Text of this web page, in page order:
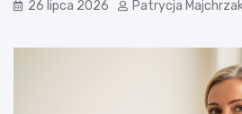
26 lipca 2026 Patrycja